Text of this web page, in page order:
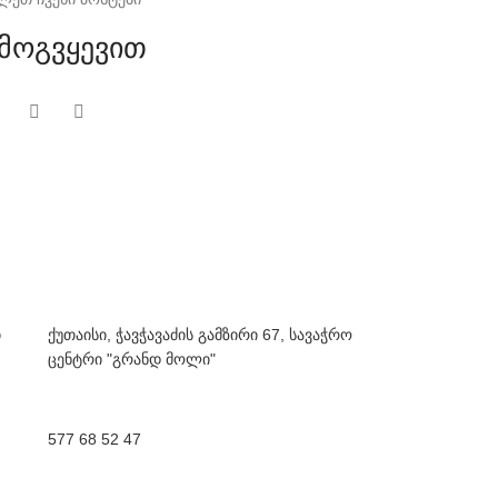
ქუთაისი, ჭავჭავაძის გამზირი 67, სავაჭრო
ცენტრი "გრანდ მოლი"
577 68 52 47